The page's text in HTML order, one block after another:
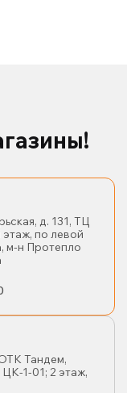
д. 131, ТЦ
по левой
м-н Протепло
Тандем,
1-01; 2 этаж,